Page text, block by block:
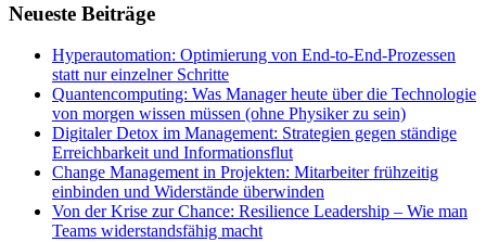
Neueste Beiträge
Hyperautomation: Optimierung von End-to-End-Prozessen
statt nur einzelner Schritte
Quantencomputing: Was Manager heute über die Technologie
von morgen wissen müssen (ohne Physiker zu sein)
Digitaler Detox im Management: Strategien gegen ständige
Erreichbarkeit und Informationsflut
Change Management in Projekten: Mitarbeiter frühzeitig
einbinden und Widerstände überwinden
Von der Krise zur Chance: Resilience Leadership – Wie man
Teams widerstandsfähig macht